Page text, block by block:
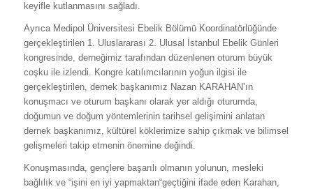
keyifle kutlanmasını sağladı.
Ayrıca Medipol Üniversitesi Ebelik Bölümü Koordinatörlüğünde
gerçekleştirilen 1. Uluslararası 2. Ulusal İstanbul Ebelik Günleri
kongresinde, derneğimiz tarafından düzenlenen oturum büyük
coşku ile izlendi. Kongre katılımcılarının yoğun ilgisi ile
gerçekleştirilen, dernek başkanımız Nazan KARAHAN’ın
konuşmacı ve oturum başkanı olarak yer aldığı oturumda,
doğumun ve doğum yöntemlerinin tarihsel gelişimini anlatan
dernek başkanımız, kültürel köklerimize sahip çıkmak ve bilimsel
gelişmeleri takip etmenin önemine değindi.
Konuşmasında, gençlere başarılı olmanın yolunun, mesleki
bağlılık ve “işini en iyi yapmaktan“geçtiğini ifade eden Karahan,